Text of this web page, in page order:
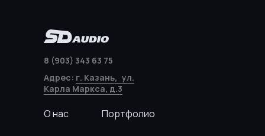
8 (903) 343 63 75
Адрес: г. Казань, ул.
Карла Маркса, д.3
Портфолио
О нас